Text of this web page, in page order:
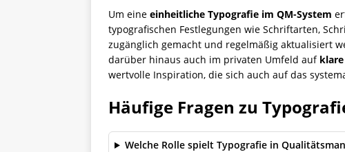
Um eine einheitliche Typografie im QM-System
typografischen Festlegungen wie Schriftarten,
zugänglich gemacht und regelmäßig aktualisiert
darüber hinaus auch im privaten Umfeld auf
wertvolle Inspiration, die sich auch auf das
Häufige Fragen zu
Welche Rolle spielt Typografie in